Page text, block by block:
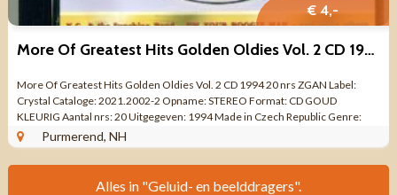
€ 4,-
More Of Greatest Hits Golden Oldies Vol. 2 CD 1994 20 nrs ZG
More Of Greatest Hits Golden Oldies Vol. 2 CD 1994 20 nrs ZGAN Label:
Crystal Cataloge: 2021.2002-2 Opname: STEREO Format: CD GOUD
KLEURIG Aantal nrs: 20 Uitgegeven: 1994 Made in Czech Republic Genre:
Verzamel Soft Rock, Pop ...
Purmerend, NH
Alles in "Geluid- en beelddragers".